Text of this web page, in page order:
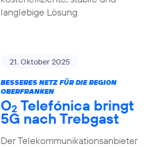
langlebige Lösung
21. Oktober 2025
BESSERES NETZ FÜR DIE REGION
OBERFRANKEN
O2 Telefónica bringt
5G nach Trebgast
Der Telekommunikationsanbieter